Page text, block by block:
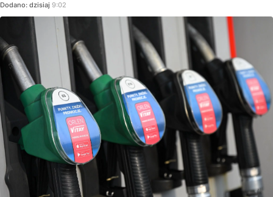
Dodano: dzisiaj 9:02